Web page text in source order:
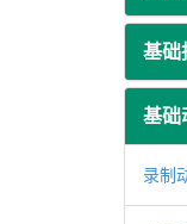
基础
基础
录制